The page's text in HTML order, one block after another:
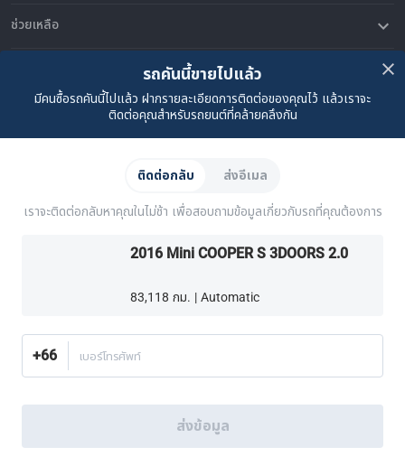
รถคันนี้ขายไปแล้ว
มีคนซื้อรถคันนี้ไปแล้ว ฝากรายละเอียดการติดต่อของคุณไว้ แล้วเราจะ
ติดต่อคุณสำหรับรถยนต์ที่คล้ายคลึงกัน
ติดต่อกลับ
ส่งอีเมล
เราจะติดต่อกลับหาคุณในไม่ช้า เพื่อสอบถามข้อมูลเกี่ยวกับรถที่คุณต้องการ
2016 Mini COOPER S 3DOORS 2.0
83,118 กม. | Automatic
+66 เบอร์โทรศัพท์
ส่งข้อมูล
ช่วยเหลือ
เรื่องราวของเรา
ซื้อรถจาก CARSOME
บทความ
การแจ้งเบาะแส
ร่วมงานกับเรา
Partner Websites
วิธีเลือกซื้อเพิ่มเติม:ค้นหาศูนย์บริการครบวงจร CARSOME ใกล้บ้านคุณ.
02-026-1188
ประเทศไทย
© 2016-2025 CARSOME (THAILAND) CO., LTD.(105559096112) สงวน
นโยบายความเป็นส่วนตัว
เงื่อนไขการใช้บริการ นโยบายคุกกี้ นโยบายคุกกี้